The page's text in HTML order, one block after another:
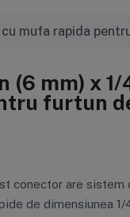
mufa rapida
(6 mm) x 1/
furtun
conector are sistem
de dimensiunea 1/